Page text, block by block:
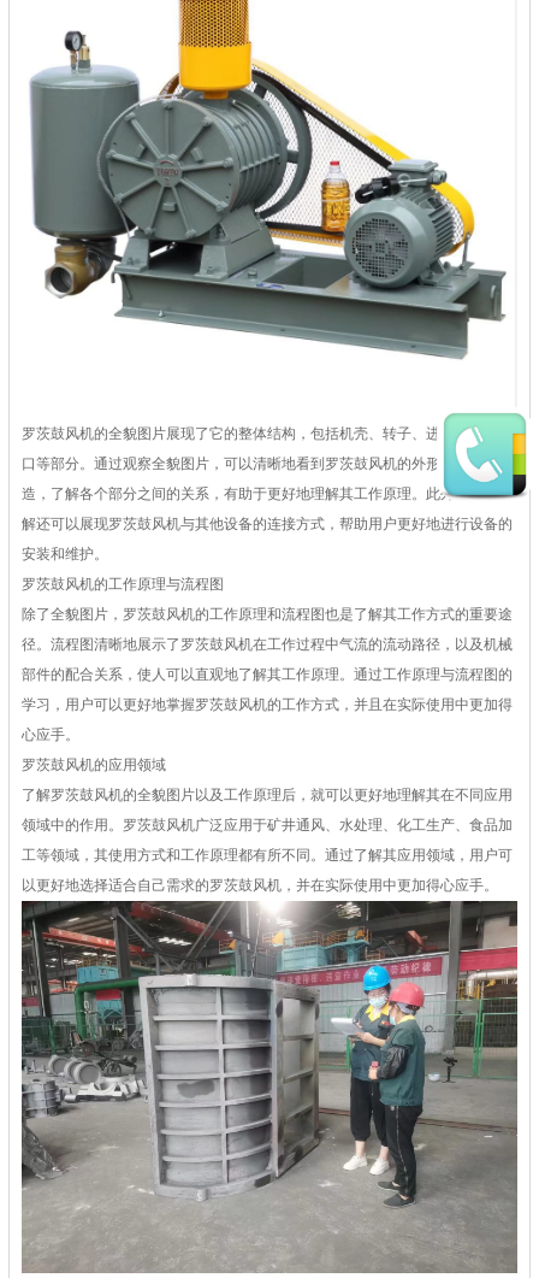
罗茨鼓风机的全貌图片展现了它的整体结构，包括机壳、转子、进气口和排气
口等部分。通过观察全貌图片，可以清晰地看到罗茨鼓风机的外形和内部构
造，了解各个部分之间的关系，有助于更好地理解其工作原理。此外，结构图
解还可以展现罗茨鼓风机与其他设备的连接方式，帮助用户更好地进行设备的
安装和维护。
罗茨鼓风机的工作原理与流程图
除了全貌图片，罗茨鼓风机的工作原理和流程图也是了解其工作方式的重要途
径。流程图清晰地展示了罗茨鼓风机在工作过程中气流的流动路径，以及机械
部件的配合关系，使人可以直观地了解其工作原理。通过工作原理与流程图的
学习，用户可以更好地掌握罗茨鼓风机的工作方式，并且在实际使用中更加得
心应手。
罗茨鼓风机的应用领域
了解罗茨鼓风机的全貌图片以及工作原理后，就可以更好地理解其在不同应用
领域中的作用。罗茨鼓风机广泛应用于矿井通风、水处理、化工生产、食品加
工等领域，其使用方式和工作原理都有所不同。通过了解其应用领域，用户可
以更好地选择适合自己需求的罗茨鼓风机，并在实际使用中更加得心应手。